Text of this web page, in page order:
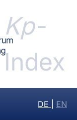
Kp-
Index
DE EN